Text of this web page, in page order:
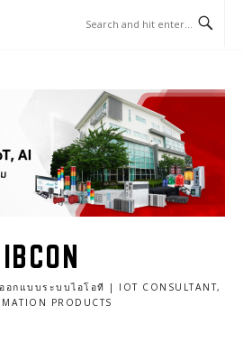
IBCON
กแบบระบบไอโอที | IOT CONSULTANT,
PRODUCTS